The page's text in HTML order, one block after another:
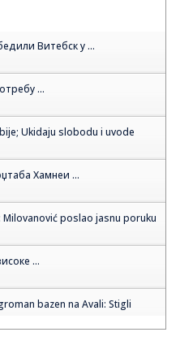
Витебск у ...
...
Ukidaju slobodu i uvode
Хамнеи ...
Milovanović poslao jasnu poruku
...
bazen na Avali: Stigli